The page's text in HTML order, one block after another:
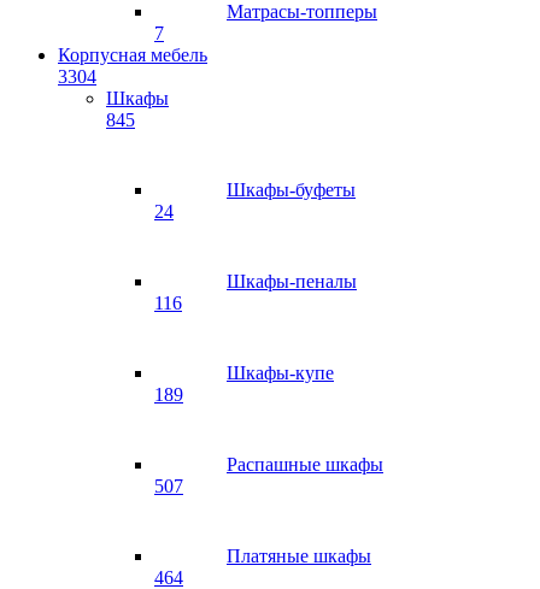
Матрасы-топперы
7
Корпусная мебель
3304
Шкафы
845
Шкафы-буфеты
24
Шкафы-пеналы
116
Шкафы-купе
189
Распашные шкафы
507
Платяные шкафы
464